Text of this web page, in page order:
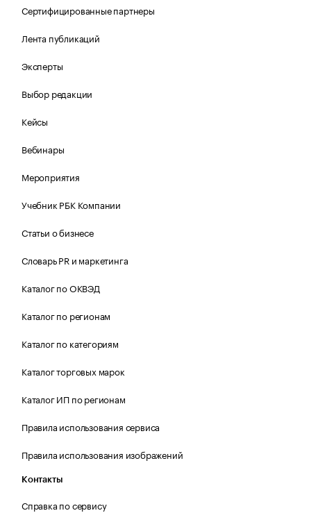
Сертифицированные партнеры
Лента публикаций
Эксперты
Выбор редакции
Кейсы
Вебинары
Мероприятия
Учебник РБК Компании
Статьи о бизнесе
Словарь PR и маркетинга
Каталог по ОКВЭД
Каталог по регионам
Каталог по категориям
Каталог торговых марок
Каталог ИП по регионам
Правила использования сервиса
Правила использования изображений
Контакты
Справка по сервису